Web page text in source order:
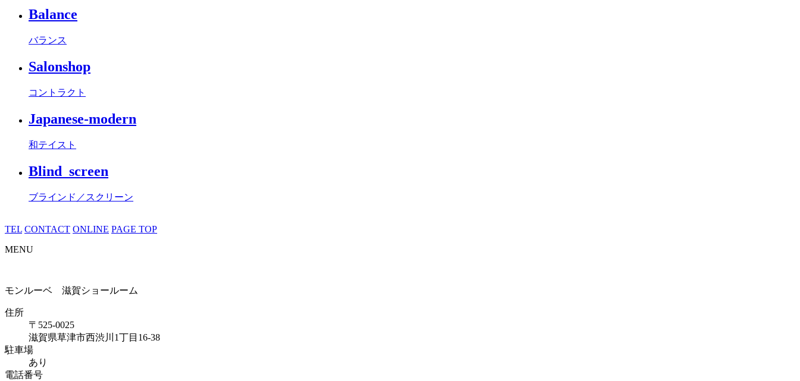
Balance
バランス
Salonshop
コントラクト
Japanese-modern
和テイスト
Blind_screen
ブラインド／スクリーン
TEL CONTACT ONLINE PAGE TOP
MENU
モンルーベ 滋賀ショールーム
住所
〒525-0025
滋賀県草津市西渋川1丁目16-38
駐車場
あり
電話番号